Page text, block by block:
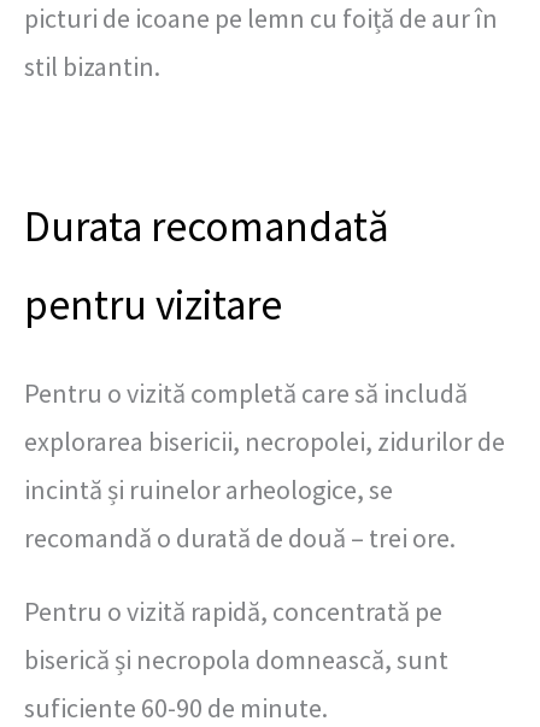
picturi de icoane pe lemn cu foiță de aur în
stil bizantin.
Durata recomandată
pentru vizitare
Pentru o vizită completă care să includă
explorarea bisericii, necropolei, zidurilor de
incintă și ruinelor arheologice, se
recomandă o durată de două – trei ore.
Pentru o vizită rapidă, concentrată pe
biserică și necropola domnească, sunt
suficiente 60-90 de minute.